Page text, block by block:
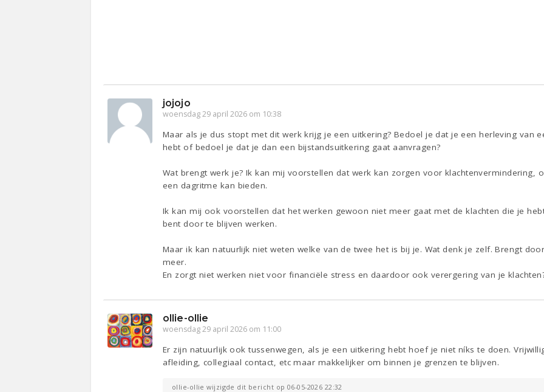
jojojo
woensdag 29 april 2026 om 10:38
Maar als je dus stopt met dit werk krijg je een uitkering? Bedoel je dat je een herleving van
hebt of bedoel je dat je dan een bijstandsuitkering gaat aanvragen?
Wat brengt werk je? Ik kan mij voorstellen dat werk kan zorgen voor klachtenvermindering,
een dagritme kan bieden.
Ik kan mij ook voorstellen dat het werken gewoon niet meer gaat met de klachten die je
bent door te blijven werken.
Maar ik kan natuurlijk niet weten welke van de twee het is bij je. Wat denk je zelf. Brengt
meer.
En zorgt niet werken niet voor financiële stress en daardoor ook verergering van je
ollie-ollie
woensdag 29 april 2026 om 11:00
Er zijn natuurlijk ook tussenwegen, als je een uitkering hebt hoef je niet níks te doen.
afleiding, collegiaal contact, etc maar makkelijker om binnen je grenzen te blijven.
ollie-ollie wijzigde dit bericht op 06-05-2026 22:32